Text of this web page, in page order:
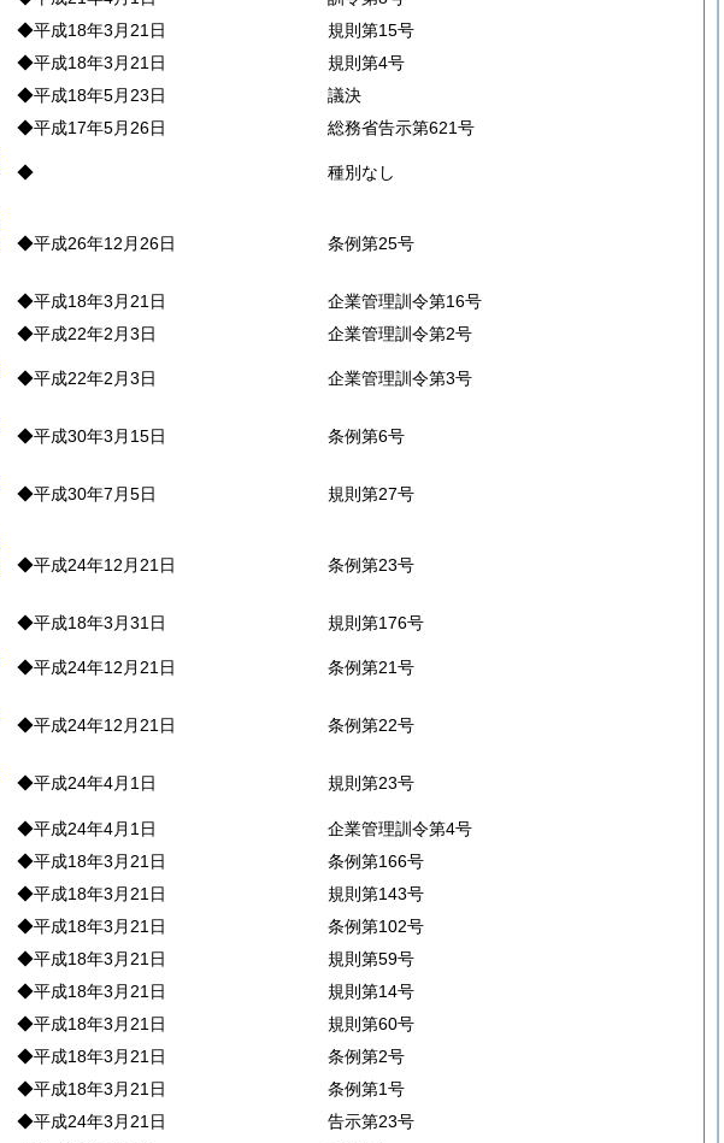
◆平成18年3月21日
規則第15号
◆平成18年3月21日
規則第4号
◆平成18年5月23日
議決
◆平成17年5月26日
総務省告示第621号
◆ 種別なし
◆平成26年12月26日 条例第25号
◆平成18年3月21日
企業管理訓令第16号
◆平成22年2月3日
企業管理訓令第2号
◆平成22年2月3日 企業管理訓令第3号
◆平成30年3月15日 条例第6号
◆平成30年7月5日 規則第27号
◆平成24年12月21日 条例第23号
◆平成18年3月31日
規則第176号
◆平成24年12月21日 条例第21号
◆平成24年12月21日 条例第22号
◆平成24年4月1日 規則第23号
◆平成24年4月1日
企業管理訓令第4号
◆平成18年3月21日
条例第166号
◆平成18年3月21日
規則第143号
◆平成18年3月21日
条例第102号
◆平成18年3月21日
規則第59号
◆平成18年3月21日
規則第14号
◆平成18年3月21日
規則第60号
◆平成18年3月21日
条例第2号
◆平成18年3月21日
条例第1号
◆平成24年3月21日
告示第23号